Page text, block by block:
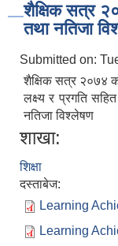
शैक्षिक सत्र
तथा नतिजा
Submitted on:
शैक्षिक सत्र २०७४
लक्ष्य र प्रगति
नतिजा विश्लेषण
शाखा:
शिक्षा
दस्ताबेज:
Learning
Learning